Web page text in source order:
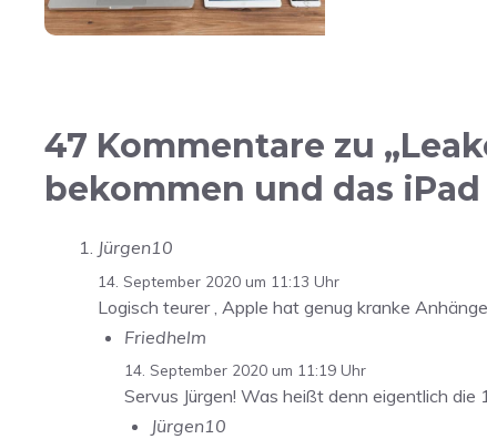
47 Kommentare zu
bekommen und das
Jürgen10
14. September 2020 um 11:13 Uhr
Logisch teurer , Apple hat genug kranke
Friedhelm
14. September 2020 um 11:19 Uhr
Servus Jürgen! Was heißt denn eigentlich die
Jürgen10